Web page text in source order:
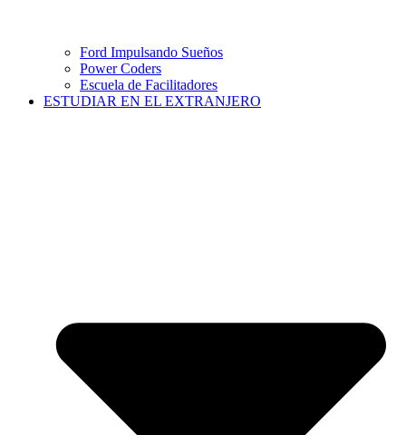
Ford Impulsando Sueños
Power Coders
Escuela de Facilitadores
ESTUDIAR EN EL EXTRANJERO